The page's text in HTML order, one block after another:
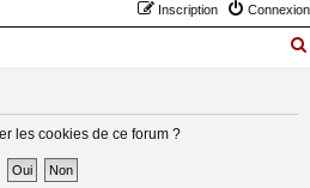
Connexion
Inscription
les cookies de ce forum ?